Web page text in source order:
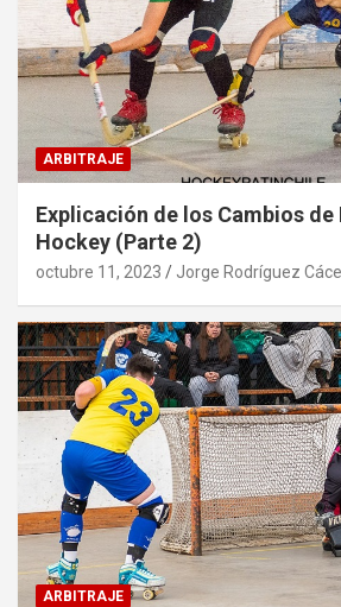
ARBITRAJE
Explicación de los Cambios de
Hockey (Parte 2)
octubre 11, 2023 Jorge Rodríguez
ARBITRAJE